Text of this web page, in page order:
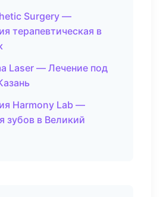
Surgery —
терапевтическая в
Laser — Лечение под
Harmony Lab —
зубов в Великий